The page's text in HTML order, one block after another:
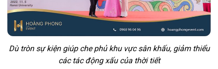
Dù tròn sự kiện giúp che phủ khu vực sân khấu, giảm thiểu
các tác động xấu của thời tiết